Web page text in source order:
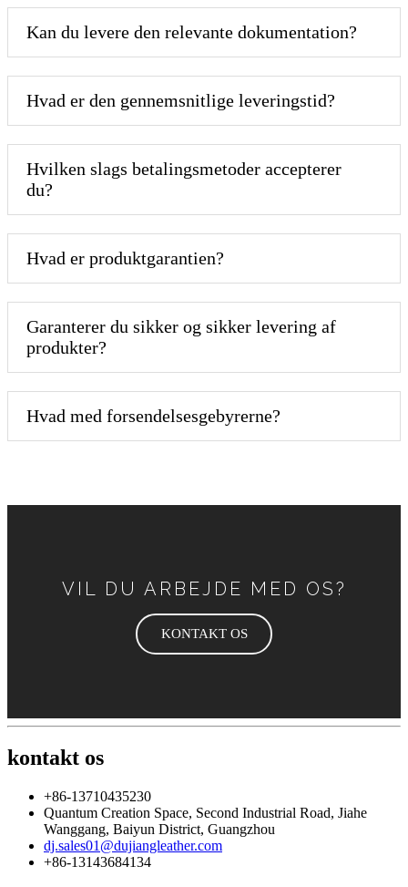
Kan du levere den relevante dokumentation?
Hvad er den gennemsnitlige leveringstid?
Hvilken slags betalingsmetoder accepterer
du?
Hvad er produktgarantien?
Garanterer du sikker og sikker levering af
produkter?
Hvad med forsendelsesgebyrerne?
VIL DU ARBEJDE MED OS?
KONTAKT OS
kontakt os
+86-13710435230
Quantum Creation Space, Second Industrial Road, Jiahe
Wanggang, Baiyun District, Guangzhou
dj.sales01@dujiangleather.com
+86-13143684134